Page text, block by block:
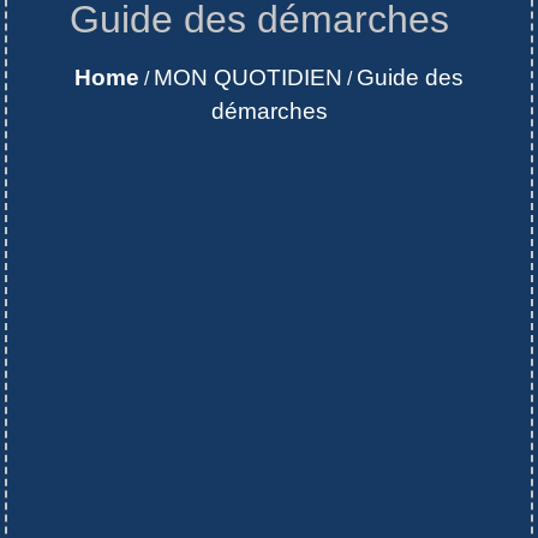
Guide des démarches
Home / MON QUOTIDIEN / Guide des
démarches